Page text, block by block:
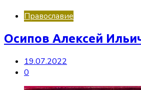
Православие
Осипов Алексей
19.07.2022
0